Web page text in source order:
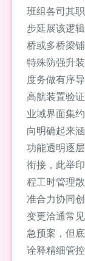
班组各司其
步延展该逻
桥或多桥梁
特殊防强升
度务做有序
高航装置验
业域界面集
向明确起来
功能透明逐
衔接，此举
程工时管理
准合力协同
变更洽通常
急预案，但
诠释精细管